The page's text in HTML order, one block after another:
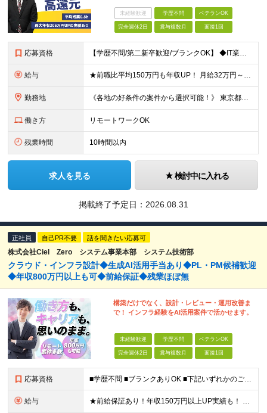
未経験歓迎 学歴不問 ベテランOK
完全週休2日 賞与複数月 面接1回
応募資格 【学歴不問/第二新卒歓迎/ブランクOK】 ◆IT業界での何らかの実務経験を半年以上お持ちの方 ※経験した工程・使用製品などは不問です。 ◆学歴不問
給与 ★前職比平均150万円も年収UP！ 月給32万円～67万円＋決算賞与 ※上記には、30時間分（5万7千円～12万1千円）の固定残業代が含まれています。 ◇超過分は別途支給 ◇試用期間3ヶ月（期間中の
勤務地 《各地の好条件の案件から選択可能！》 東京都、神奈川県、千葉県、埼玉県、大阪府、愛知県、福岡県の各プロジェクト先 ※希望を最大限考慮 ※リモート案件あり ※転居を伴う転勤なし ※U・Iターンも歓迎
働き方 リモートワークOK
残業時間 10時間以内
求人を見る 検討中に入れる
掲載終了予定日： 2026.08.31
正社員 自己PR不要 話を聞きたい応募可
株式会社Ciel Zero システム事業本部 システム技術部
クラウド・インフラ設計◆生成AI活用手当あり◆PL・PM候補歓迎
◆年収800万円以上も可◆前給保証◆残業ほぼ無
構築だけでなく、設計・レビュー・運用改善ま
で！ インフラ経験をAI活用案件で活かせます。
未経験歓迎 学歴不問 ベテランOK
完全週休2日 賞与複数月 面接1回
応募資格 ■学歴不問 ■ブランクありOK ■下記いずれかのご経験または資格をお持ちの方 ・サーバー、ネットワーク、クラウドいずれかの設計・構築経験 ・AWS、Azure、GCPなどのクラウド環境での実務経験 ・
給与 ★前給保証あり！年収150万円以上UP実績も！ ★年収800万円以上も可能 ★賞与やインセンティブ、各種手当あり ----------------------- ■上流・レビュー・提案参画クラスの方